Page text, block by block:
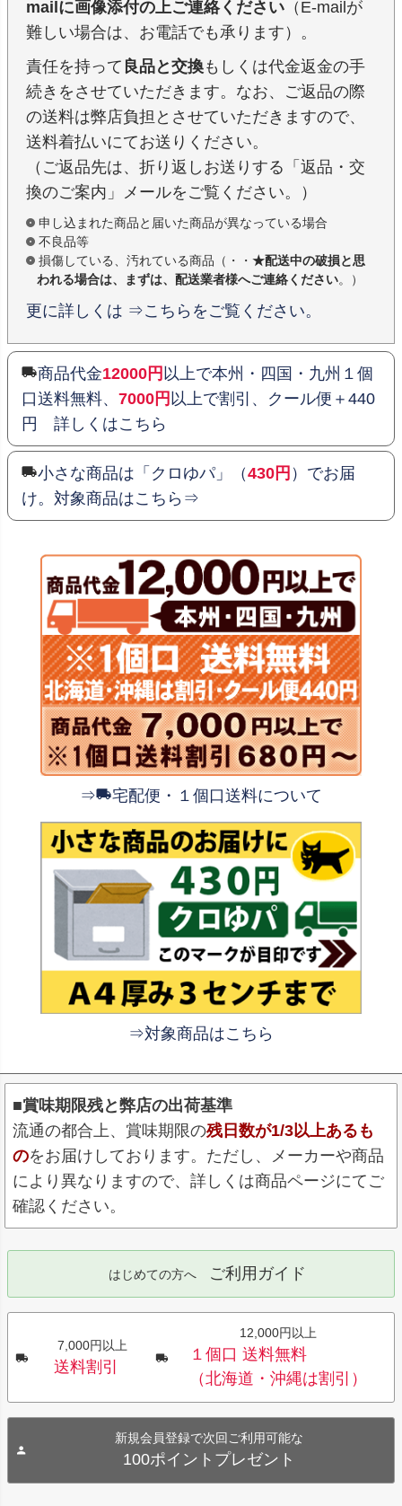
mailに画像添付の上ご連絡ください （E-mailが
難しい場合は、お電話でも承ります）。
責任を持って 良品と交換もしくは代金返金の手
続きをさせていただきます。なお、ご返品の際
の送料は弊店負担とさせていただきますので、
送料着払いにてお送りください。
（ご返品先は、折り返しお送りする「返品・交
換のご案内」メールをご覧ください。）
申し込まれた商品と届いた商品が異なっている場合
不良品等
損傷している、汚れている商品（・・ ★配送中の破損と思
われる場合は、まずは、配送業者様へご連絡ください。）
更に詳しくは ⇒こちらをご覧ください。
商品代金12000円 以上で本州・四国・九州１個
口送料無料、 7000円 以上で割引、クール便＋440
円 詳しくはこちら
小さな商品は「クロゆパ」（430円 ）でお届
け。対象商品はこちら⇒
⇒ 宅配便・１個口送料について
⇒対象商品はこちら
■賞味期限残と弊店の出荷基準
流通の都合上、賞味期限の残日数が1/3以上あるも
のをお届けしております。ただし、メーカーや商品
により異なりますので、詳しくは商品ページにてご
確認ください。
はじめての方へ ご利用ガイド
7,000円以上
送料割引
12,000円以上
１個口 送料無料
（北海道・沖縄は割引）
新規会員登録で次回ご利用可能な
100ポイントプレゼント